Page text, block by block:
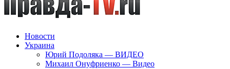
Новости
Украина
Юрий Подоляка — ВИДЕО
Михаил Онуфриенко — Видео